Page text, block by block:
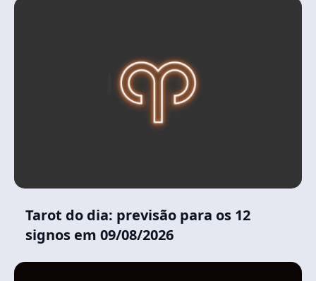
Tarot do dia: previsão para os 12
signos em 09/08/2026